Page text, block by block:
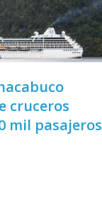
cruceros
mil pasajeros